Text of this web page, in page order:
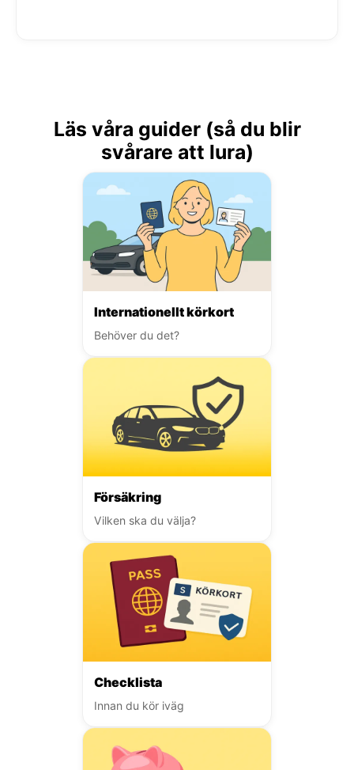
Läs våra guider (så du blir
svårare att lura)
Internationellt körkort
Behöver du det?
Försäkring
Vilken ska du välja?
Checklista
Innan du kör iväg